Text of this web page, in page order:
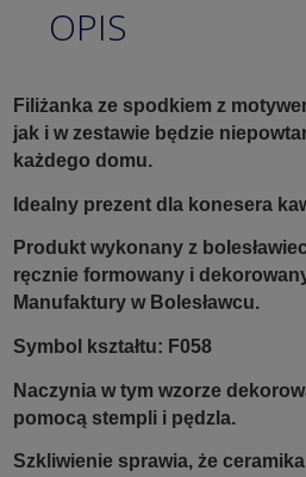
OPIS
Filiżanka ze spodkiem z
jak i w zestawie będzie
każdego domu.
Idealny prezent dla konesera
Produkt wykonany z
ręcznie formowany i
Manufaktury w Bolesławcu.
Symbol kształtu: F058
Naczynia w tym wzorze
pomocą stempli i pędzla.
Szkliwienie sprawia, że